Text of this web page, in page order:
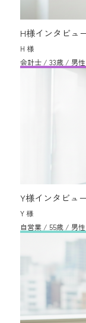
H様インタビュ
H 様
会計士 / 33歳 / 男性
Y様インタビュ
Y 様
自営業 / 55歳 / 男性